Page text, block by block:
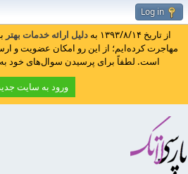
Log in
از تاریخ ۱۳۹۳/۸/۱۴ به دلیل ارائه خدمات بهتر
مهاجرت کرده‌ایم؛ از این رو امکان عضویت و
است. لطفاً برای پرسیدن سوال‌های خود
ورود به سایت